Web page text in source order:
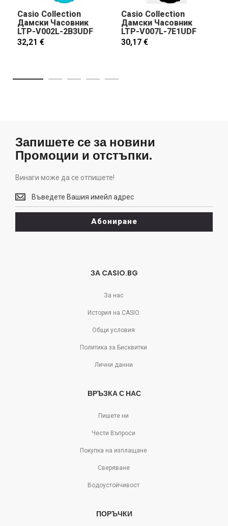
Casio Collection
Дамски Часовник
LTP-V002L-2B3UDF
32,21 €
Casio Collection
Дамски Часовник
LTP-V007L-7E1UDF
30,17 €
Запишете се за новини
Промоции и отстъпки.
Винаги може да се отпишете!
Винаги
може
да
отпишете!
Абониране
ЗА CASIO.BG
За нас
История на CASIO
Общи условия
Политика за Бисквитки
Лични данни
ВРЪЗКА С НАС
Пишете ни
Чести Въпроси
Покупка на изплащане
Сверяване
Водоустойчивост
ПОРЪЧКИ